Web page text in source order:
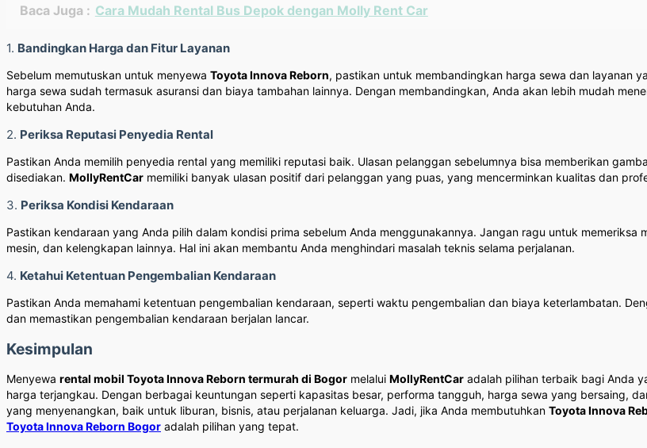
Baca Juga : Cara Mudah Rental Bus Depok dengan Molly Rent Car
1. Bandingkan Harga dan Fitur Layanan
Sebelum memutuskan untuk menyewa Toyota Innova Reborn, pastikan untuk membandingkan harga sewa dan layanan
harga sewa sudah termasuk asuransi dan biaya tambahan lainnya. Dengan membandingkan, Anda akan lebih mudah
kebutuhan Anda.
2. Periksa Reputasi Penyedia Rental
Pastikan Anda memilih penyedia rental yang memiliki reputasi baik. Ulasan pelanggan sebelumnya bisa memberikan
disediakan. MollyRentCar memiliki banyak ulasan positif dari pelanggan yang puas, yang mencerminkan kualitas dan
3. Periksa Kondisi Kendaraan
Pastikan kendaraan yang Anda pilih dalam kondisi prima sebelum Anda menggunakannya. Jangan ragu untuk
mesin, dan kelengkapan lainnya. Hal ini akan membantu Anda menghindari masalah teknis selama perjalanan.
4. Ketahui Ketentuan Pengembalian Kendaraan
Pastikan Anda memahami ketentuan pengembalian kendaraan, seperti waktu pengembalian dan biaya keterlambatan.
dan memastikan pengembalian kendaraan berjalan lancar.
Kesimpulan
Menyewa rental mobil Toyota Innova Reborn termurah di Bogor melalui MollyRentCar adalah pilihan terbaik bagi Anda
harga terjangkau. Dengan berbagai keuntungan seperti kapasitas besar, performa tangguh, harga sewa yang bersaing,
yang menyenangkan, baik untuk liburan, bisnis, atau perjalanan keluarga. Jadi, jika Anda membutuhkan Toyota Innova
Toyota Innova Reborn Bogor adalah pilihan yang tepat.